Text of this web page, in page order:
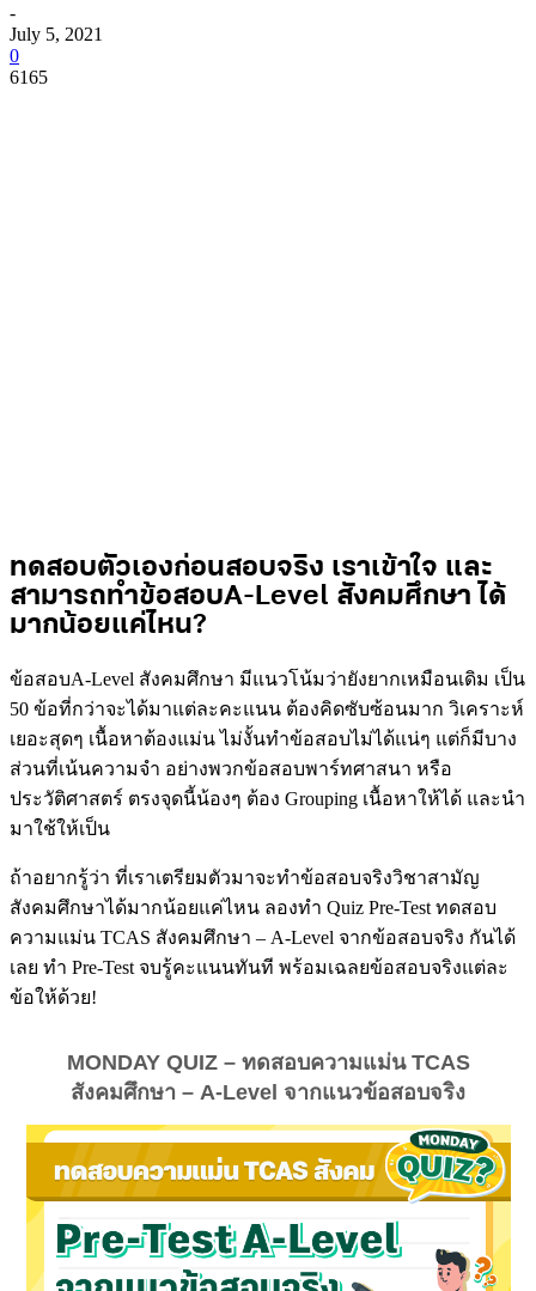
-
July 5, 2021
0
6165
ทดสอบตัวเองก่อนสอบจริง เราเข้าใจ และ
สามารถทำข้อสอบA-Level สังคมศึกษา ได้
มากน้อยแค่ไหน?
ข้อสอบA-Level สังคมศึกษา มีแนวโน้มว่ายังยากเหมือนเดิม เป็น
50 ข้อที่กว่าจะได้มาแต่ละคะแนน ต้องคิดซับซ้อนมาก วิเคราะห์
เยอะสุดๆ เนื้อหาต้องแม่น ไม่งั้นทำข้อสอบไม่ได้แน่ๆ แต่ก็มีบาง
ส่วนที่เน้นความจำ อย่างพวกข้อสอบพาร์ทศาสนา หรือ
ประวัติศาสตร์ ตรงจุดนี้น้องๆ ต้อง Grouping เนื้อหาให้ได้ และนำ
มาใช้ให้เป็น
ถ้าอยากรู้ว่า ที่เราเตรียมตัวมาจะทำข้อสอบจริงวิชาสามัญ
สังคมศึกษาได้มากน้อยแค่ไหน ลองทำ Quiz Pre-Test ทดสอบ
ความแม่น TCAS สังคมศึกษา – A-Level จากข้อสอบจริง กันได้
เลย ทำ Pre-Test จบรู้คะแนนทันที พร้อมเฉลยข้อสอบจริงแต่ละ
ข้อให้ด้วย!